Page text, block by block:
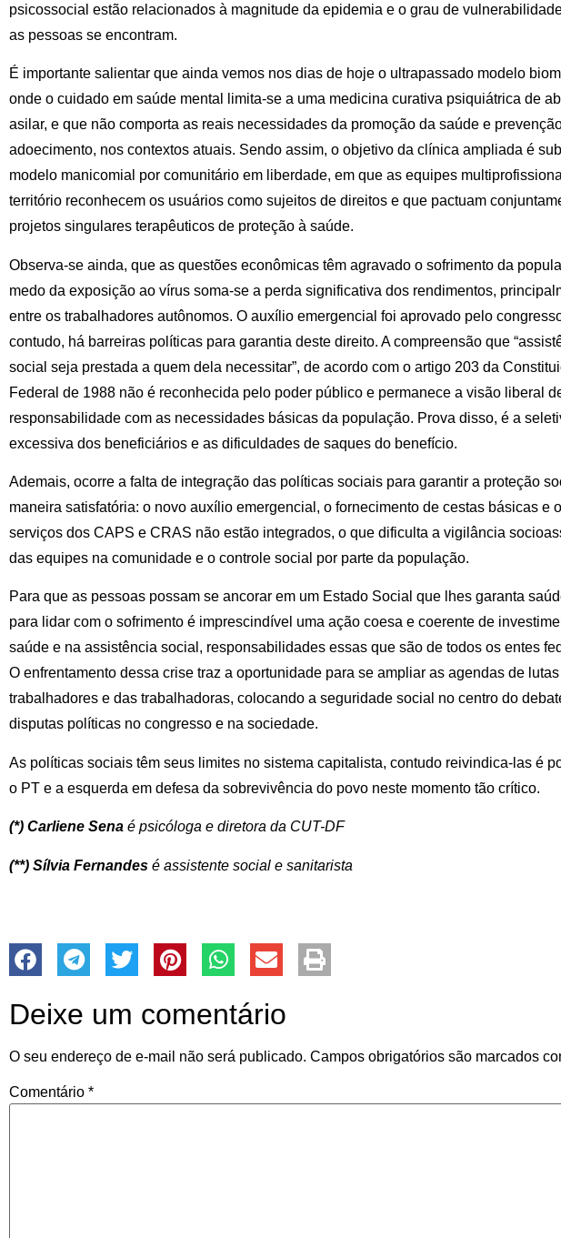
psicossocial estão relacionados à magnitude da epidemia e o grau de
as pessoas se encontram.
É importante salientar que ainda vemos nos dias de hoje o ultrapassado modelo
onde o cuidado em saúde mental limita-se a uma medicina curativa psiquiátrica de
asilar, e que não comporta as reais necessidades da promoção da saúde e
adoecimento, nos contextos atuais. Sendo assim, o objetivo da clínica ampliada é
modelo manicomial por comunitário em liberdade, em que as equipes
território reconhecem os usuários como sujeitos de direitos e que pactuam
projetos singulares terapêuticos de proteção à saúde.
Observa-se ainda, que as questões econômicas têm agravado o sofrimento da
medo da exposição ao vírus soma-se a perda significativa dos rendimentos,
entre os trabalhadores autônomos. O auxílio emergencial foi aprovado pelo
contudo, há barreiras políticas para garantia deste direito. A compreensão que
social seja prestada a quem dela necessitar”, de acordo com o artigo 203 da
Federal de 1988 não é reconhecida pelo poder público e permanece a visão liberal
responsabilidade com as necessidades básicas da população. Prova disso, é a
excessiva dos beneficiários e as dificuldades de saques do benefício.
Ademais, ocorre a falta de integração das políticas sociais para garantir a proteção
maneira satisfatória: o novo auxílio emergencial, o fornecimento de cestas básicas e
serviços dos CAPS e CRAS não estão integrados, o que dificulta a vigilância
das equipes na comunidade e o controle social por parte da população.
Para que as pessoas possam se ancorar em um Estado Social que lhes garanta
para lidar com o sofrimento é imprescindível uma ação coesa e coerente de
saúde e na assistência social, responsabilidades essas que são de todos os entes
O enfrentamento dessa crise traz a oportunidade para se ampliar as agendas de
trabalhadores e das trabalhadoras, colocando a seguridade social no centro do
disputas políticas no congresso e na sociedade.
As políticas sociais têm seus limites no sistema capitalista, contudo reivindica-las é
o PT e a esquerda em defesa da sobrevivência do povo neste momento tão crítico.
(*) Carliene Sena é psicóloga e diretora da CUT-DF
(**) Sílvia Fernandes é assistente social e sanitarista
Deixe um comentário
O seu endereço de e-mail não será publicado. Campos obrigatórios são marcados
Comentário *